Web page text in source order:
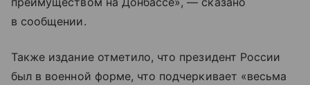
в сообщении.
Также издание отметило, что президент России
был в военной форме, что подчеркивает «весьма